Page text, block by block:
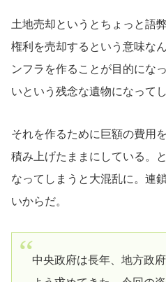
土地売却というとちょっと語
権利を売却するという意味な
ンフラを作ることが目的にな
いという残念な遺物になって
それを作るために巨額の費用
積み上げたままにしている。
なってしまうと大混乱に。連
いからだ。
中央政府は長年、地方政